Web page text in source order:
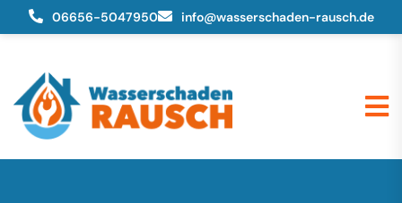
06656-5047950 info@wasserschaden-rausch.de